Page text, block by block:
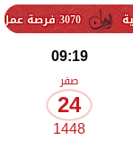
09:19
صفر
24
1448